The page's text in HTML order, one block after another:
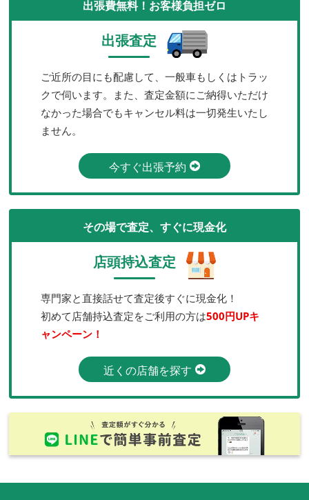
出張費無料！お客様負担ゼロ
出張査定
ご近所の目にも配慮して、一般車もしくはトラッ
クで伺います。また、査定金額にご納得いただけ
なかった場合でもキャンセル料は一切発生いたし
ません。
今すぐ出張予約
その場で査定、すぐに現金化
店頭持込査定
専門家と直接話せて査定後すぐに現金化！
初めて店舗持込査定をご利用の方は500円UPキ
ャンペーン！
近くの店舗を探す